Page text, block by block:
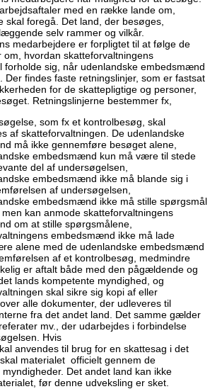
med en række lande om,
skal foregå. Det land, der besøges,
selv rammer og vilkår.
medarbejdere er forpligtet til at følge de
om, hvordan skatteforvaltningens
forholde sig, når udenlandske embedsmænd
Der findes faste retningslinjer, som er fastsat
for de skattepligtige og personer,
Retningslinjerne bestemmer fx,
som fx et kontrolbesøg, skal
af skatteforvaltningen. De udenlandske
må ikke gennemføre besøget alene,
embedsmænd kun må være til stede
del af undersøgelsen,
embedsmænd ikke må blande sig i
af undersøgelsen,
embedsmænd ikke må stille spørgsmål
kan anmode skatteforvaltningens
om at stille spørgsmålene,
embedsmænd ikke må lade
alene med de udenlandske embedsmænd
af et kontrolbesøg, medmindre
er aftalt både med den pågældende og
lands kompetente myndighed, og
skal sikre sig kopi af eller
alle dokumenter, der udleveres til
fra det andet land. Det samme gælder
mv., der udarbejdes i forbindelse
Hvis
anvendes til brug for en skattesag i det
materialet officielt gennem de
myndigheder. Det andet land kan ikke
før denne udveksling er sket.